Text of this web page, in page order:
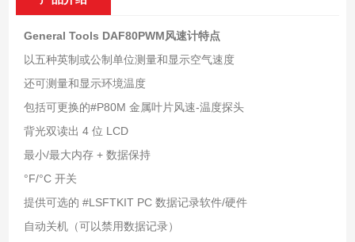
General Tools DAF80PWM风速计特点
以五种英制或公制单位测量和显示空气速度
还可测量和显示环境温度
包括可更换的#P80M 金属叶片风速-温度探头
背光双读出 4 位 LCD
最小/最大内存 + 数据保持
°F/°C 开关
提供可选的 #LSFTKIT PC 数据记录软件/硬件
自动关机（可以禁用数据记录）